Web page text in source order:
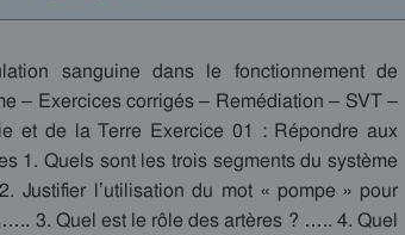
sanguine dans le fonctionnement de
– Exercices corrigés – Remédiation – SVT –
et de la Terre Exercice 01 : Répondre aux
1. Quels sont les trois segments du système
Justifier l’utilisation du mot « pompe » pour
3. Quel est le rôle des artères ? ….. 4. Quel